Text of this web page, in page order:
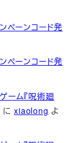
ペーンコード発
ペーンコード発
ーム『呪術廻
にxiaolong よ